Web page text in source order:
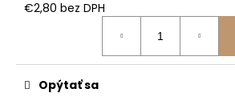
€2,80 bez DPH
Opýtať sa